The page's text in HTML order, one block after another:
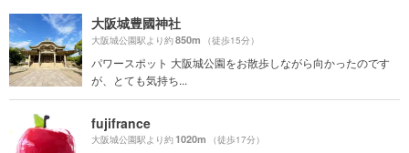
大阪城豊國神社
大阪城公園駅より約850m （徒歩15分）
パワースポット 大阪城公園をお散歩しながら向かったのです
が、とても気持ち...
fujifrance
大阪城公園駅より約1020m （徒歩17分）